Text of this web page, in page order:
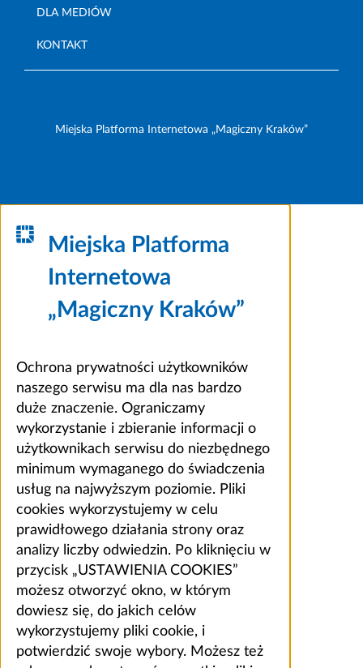
DLA MEDIÓW
KONTAKT
Miejska Platforma Internetowa „Magiczny Kraków”
Miejska Platforma
Internetowa
„Magiczny Kraków”
Ochrona prywatności użytkowników
naszego serwisu ma dla nas bardzo
duże znaczenie. Ograniczamy
wykorzystanie i zbieranie informacji o
użytkownikach serwisu do niezbędnego
minimum wymaganego do świadczenia
usług na najwyższym poziomie. Pliki
cookies wykorzystujemy w celu
prawidłowego działania strony oraz
analizy liczby odwiedzin. Po kliknięciu w
przycisk „USTAWIENIA COOKIES”
możesz otworzyć okno, w którym
dowiesz się, do jakich celów
wykorzystujemy pliki cookie, i
potwierdzić swoje wybory. Możesz też